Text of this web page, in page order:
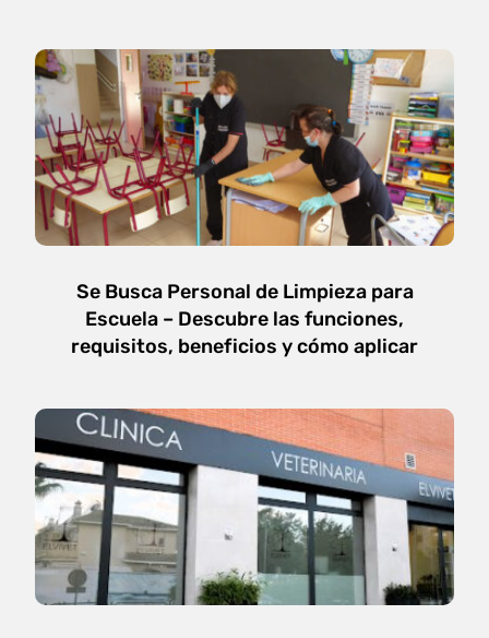
Se Busca Personal de Limpieza para
Escuela – Descubre las funciones,
requisitos, beneficios y cómo aplicar